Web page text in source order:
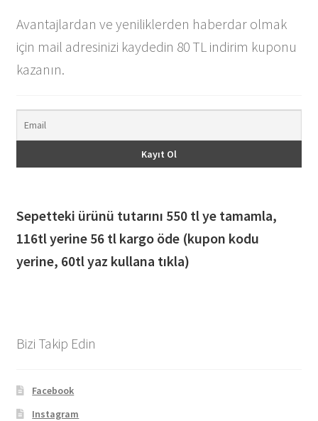
Avantajlardan ve yeniliklerden haberdar olmak
için mail adresinizi kaydedin 80 TL indirim kuponu
kazanın.
Sepetteki ürünü tutarını 550 tl ye tamamla,
116tl yerine 56 tl kargo öde (kupon kodu
yerine, 60tl yaz kullana tıkla)
Bizi Takip Edin
Facebook
Instagram